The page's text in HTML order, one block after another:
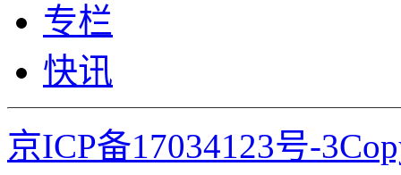
专栏
快讯
京ICP备17034123号-